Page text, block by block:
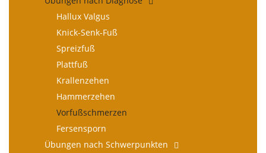
Hallux Valgus
Knick-Senk-Fuß
Spreizfuß
Plattfuß
Krallenzehen
Hammerzehen
Vorfußschmerzen
Fersensporn
Übungen nach Schwerpunkten